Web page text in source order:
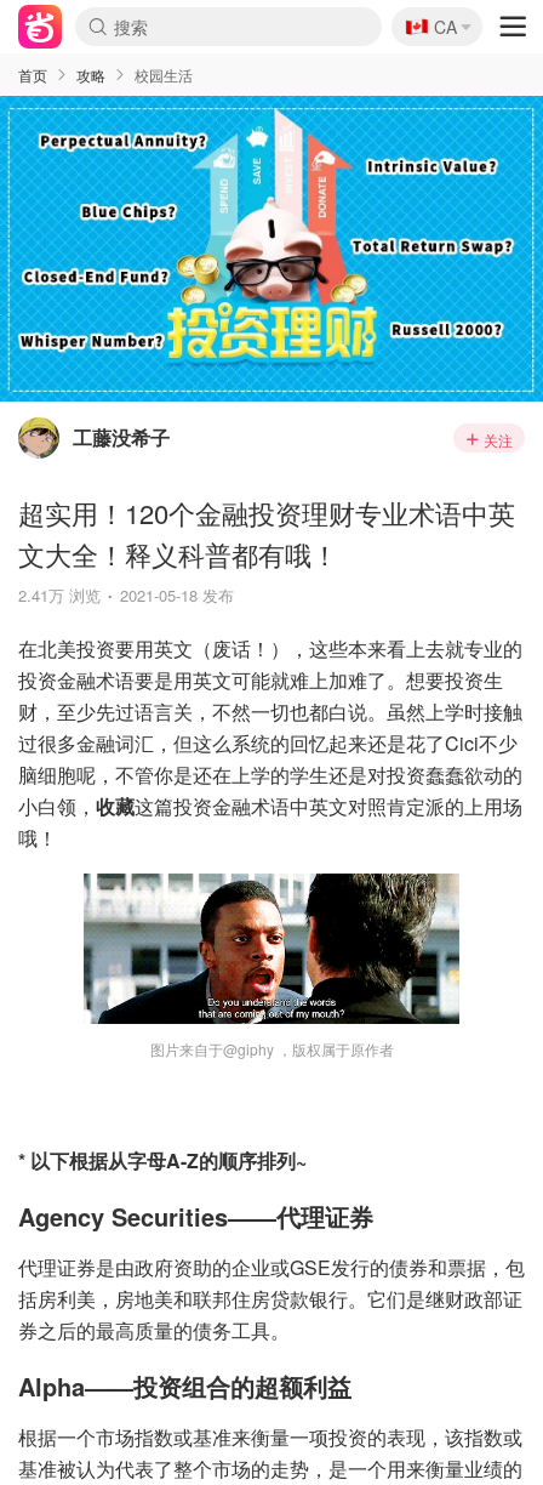
🇨🇦
CA
首页 攻略 校园生活
工藤没希子 关注
超实用！120个金融投资理财专业术语中英
文大全！释义科普都有哦！
2.41万 浏览 2021-05-18 发布
在北美投资要用英文（废话！），这些本来看上去就专业的
投资金融术语要是用英文可能就难上加难了。想要投资生
财，至少先过语言关，不然一切也都白说。虽然上学时接触
过很多金融词汇，但这么系统的回忆起来还是花了Cici不少
脑细胞呢，不管你是还在上学的学生还是对投资蠢蠢欲动的
小白领， 收藏这篇投资金融术语中英文对照肯定派的上用场
哦！
图片来自于@giphy ，版权属于原作者
* 以下根据从字母A-Z的顺序排列~
Agency Securities——代理证券
代理证券是由政府资助的企业或GSE发行的债券和票据，包
括房利美，房地美和联邦住房贷款银行。它们是继财政部证
券之后的最高质量的债务工具。
Alpha——投资组合的超额利益
根据一个市场指数或基准来衡量一项投资的表现，该指数或
基准被认为代表了整个市场的走势，是一个用来衡量业绩的